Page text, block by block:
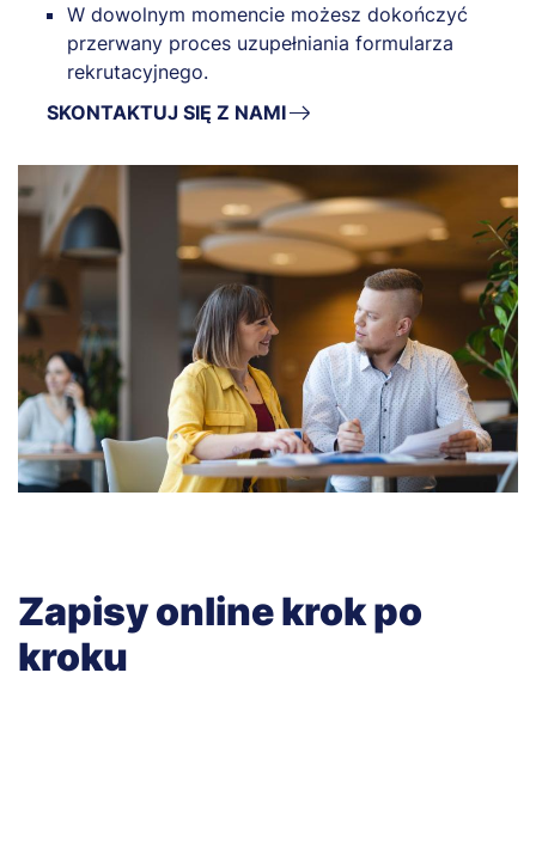
W dowolnym momencie możesz dokończyć
przerwany proces uzupełniania formularza
rekrutacyjnego.
SKONTAKTUJ SIĘ Z NAMI
Zapisy online krok po
kroku